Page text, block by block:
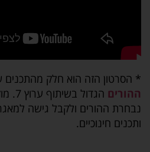
* הסרטון הזה הוא חלק מהתכנים
ההורים
נבחרת ההורים ולקבל גישה
ותכנים חינוכיים.